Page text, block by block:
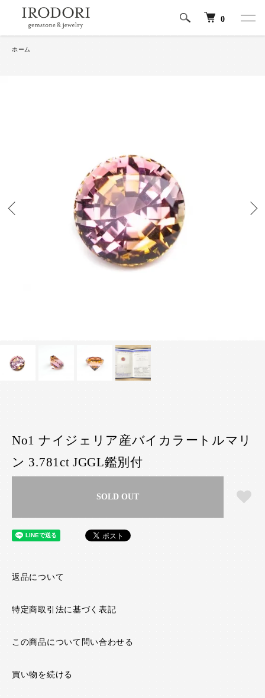
0
ホーム
No1 ナイジェリア産バイカラートルマリ
ン 3.781ct JGGL鑑別付
SOLD OUT
返品について
特定商取引法に基づく表記
この商品について問い合わせる
買い物を続ける